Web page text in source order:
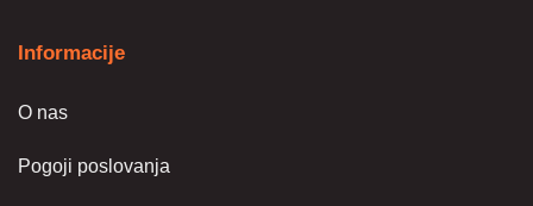
Informacije
O nas
Pogoji poslovanja